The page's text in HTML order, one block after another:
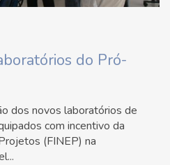
do Pró-
dos novos laboratórios de
com incentivo da
(FINEP) na